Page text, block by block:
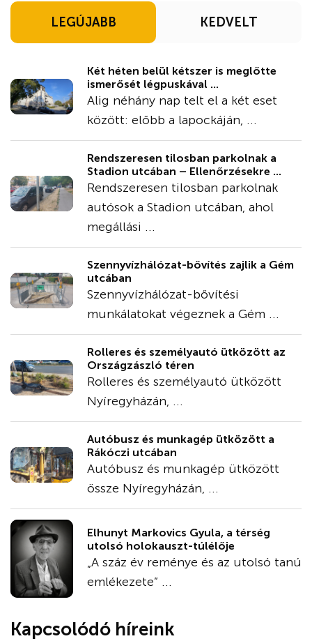
LEGÚJABB KEDVELT
Két héten belül kétszer is meglőtte
ismerősét légpuskával ...
Alig néhány nap telt el a két eset
között: előbb a lapockáján, ...
Rendszeresen tilosban parkolnak a
Stadion utcában – Ellenőrzésekre ...
Rendszeresen tilosban parkolnak
autósok a Stadion utcában, ahol
megállási ...
Szennyvízhálózat-bővítés zajlik a Gém
utcában
Szennyvízhálózat-bővítési
munkálatokat végeznek a Gém ...
Rolleres és személyautó ütközött az
Országzászló téren
Rolleres és személyautó ütközött
Nyíregyházán, ...
Autóbusz és munkagép ütközött a
Rákóczi utcában
Autóbusz és munkagép ütközött
össze Nyíregyházán, ...
Elhunyt Markovics Gyula, a térség
utolsó holokauszt-túlélője
„A száz év reménye és az utolsó tanú
emlékezete” ...
Kapcsolódó híreink